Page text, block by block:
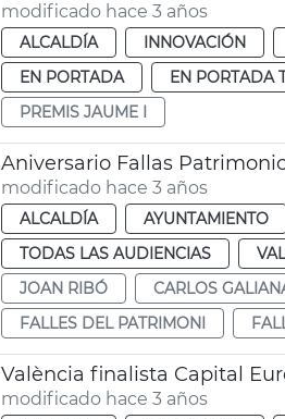
modificado hace 3 años
ALCALDÍA INNOVACIÓN
EN PORTADA
EN PORTADA
PREMIS JAUME I
Aniversario Fallas
modificado hace 3 años
ALCALDÍA AYUNTAMIENTO
TODAS LAS AUDIENCIAS
JOAN RIBÓ
CARLOS
FALLES DEL PATRIMONI
València finalista Capital
modificado hace 3 años